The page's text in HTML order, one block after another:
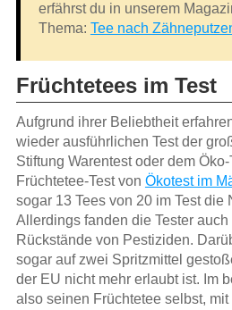
erfährst du in unserem
Thema: Tee nach
Früchtetees im Test
Aufgrund ihrer Beliebtheit
wieder ausführlichen Test der
Stiftung Warentest oder dem
Früchtetee-Test von Ökotest im
sogar 13 Tees von 20 im Test die
Allerdings fanden die Tester
Rückstände von Pestiziden.
sogar auf zwei Spritzmittel
der EU nicht mehr erlaubt ist. Im
also seinen Früchtetee selbst,